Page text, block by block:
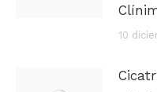
10